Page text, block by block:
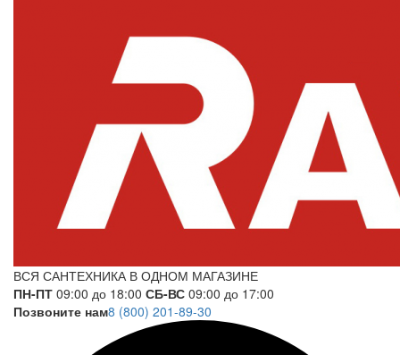
ВСЯ САНТЕХНИКА В ОДНОМ МАГАЗИНЕ
ПН-ПТ 09:00 до 18:00 СБ-ВС 09:00 до 17:00
Позвоните нам8 (800) 201-89-30